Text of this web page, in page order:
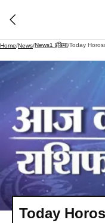
Home/News/News1 इंडिया/
Today